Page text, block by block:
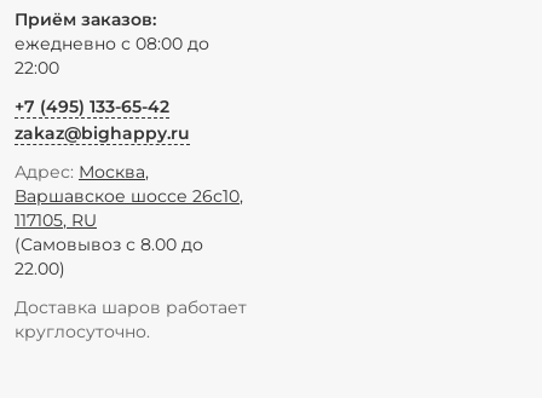
Приём заказов:
ежедневно с 08:00 до
22:00
+7 (495) 133-65-42
zakaz@bighappy.ru
Адрес: Москва,
Варшавское шоссе 26с10,
117105, RU
(Самовывоз с 8.00 до
22.00)
Доставка шаров работает
круглосуточно.